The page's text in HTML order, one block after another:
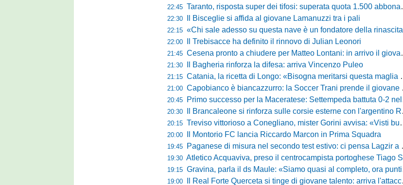
22:45 Taranto, risposta super dei tifosi: superata quota 1.500 abbonamenti
22:30 Il Bisceglie si affida al giovane Lamanuzzi tra i pali
22:15 «Chi sale adesso su questa nave è un fondatore della rinascita»: Davis carica l'ambiente Messina
22:00 Il Trebisacce ha definito il rinnovo di Julian Leonori
21:45 Cesena pronto a chiudere per Matteo Lontani: in arrivo il giovane talento dello Spezia
21:30 Il Bagheria rinforza la difesa: arriva Vincenzo Puleo
21:15 Catania, la ricetta di Longo: «Bisogna meritarsi questa maglia ogni singolo giorno»
21:00 Capobianco è biancazzurro: la Soccer Trani prende il giovane attaccante ex Monopoli
20:45 Primo successo per la Maceratese: Settempeda battuta 0-2 nella ripresa
20:30 Il Brancaleone si rinforza sulle corsie esterne con l'argentino Rotela
20:15 Treviso vittorioso a Conegliano, mister Gorini avvisa: «Visti buoni spunti, ma c'è ancora tanto da lavorare»
20:00 Il Montorio FC lancia Riccardo Marcon in Prima Squadra
19:45 Paganese di misura nel secondo test estivo: ci pensa Lagzir a piegare l'Equipe Campania
19:30 Atletico Acquaviva, preso il centrocampista portoghese Tiago Santos
19:15 Gravina, parla il ds Maule: «Siamo quasi al completo, ora puntiamo sugli esterni d'attacco»
19:00 Il Real Forte Querceta si tinge di giovane talento: arriva l'attaccante Lucchesi